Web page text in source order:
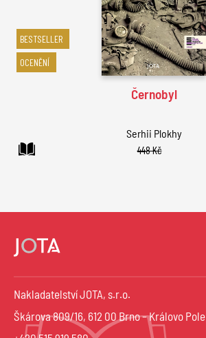
BESTSELLER
OCENĚNÍ
Černobyl
Serhii Plokhy
448 Kč
Nakladatelství JOTA, s.r.o.
Škárova 809/16, 612 00 Brno – Královo Pole